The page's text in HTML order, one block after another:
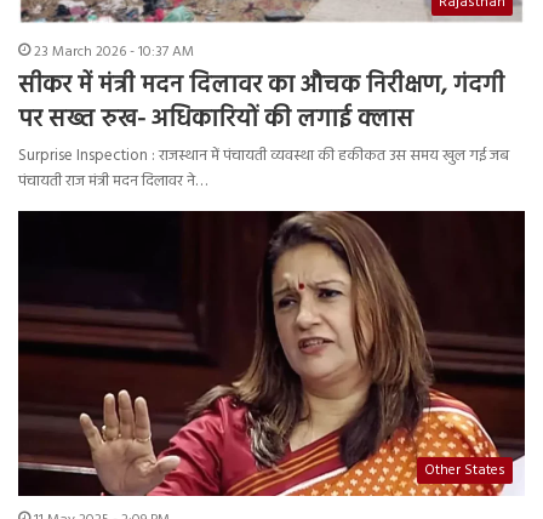
23 March 2026 - 10:37 AM
सीकर में मंत्री मदन दिलावर का औचक निरीक्षण, गंदगी
पर सख्त रुख- अधिकारियों की लगाई क्लास
Surprise Inspection : राजस्थान में पंचायती व्यवस्था की हकीकत उस समय खुल गई जब
पंचायती राज मंत्री मदन दिलावर ने…
Other States